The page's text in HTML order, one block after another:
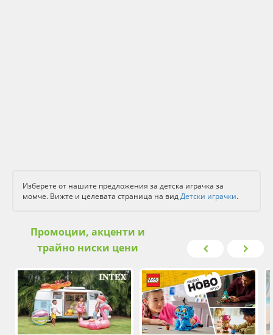
Изберете от нашите предложения за детска играчка за
момче. Вижте и целевата страницa на видДетски играчки.
Промоции, акценти и
трайно ниски цени